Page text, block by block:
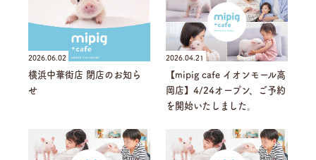
2026.06.02
横浜中華街店 閉店のお知ら
せ
2026.04.21
【mipig cafe イオンモール高
岡店】4/24オープン、ご予約
を開始いたしました。